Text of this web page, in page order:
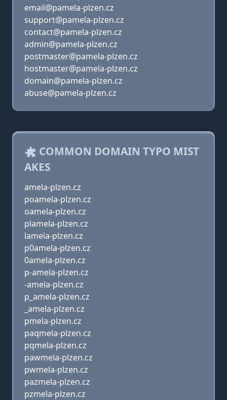
email@pamela-plzen.cz
support@pamela-plzen.cz
contact@pamela-plzen.cz
admin@pamela-plzen.cz
postmaster@pamela-plzen.cz
hostmaster@pamela-plzen.cz
domain@pamela-plzen.cz
abuse@pamela-plzen.cz
COMMON DOMAIN TYPO MIST
AKES
amela-plzen.cz
poamela-plzen.cz
oamela-plzen.cz
plamela-plzen.cz
lamela-plzen.cz
p0amela-plzen.cz
0amela-plzen.cz
p-amela-plzen.cz
-amela-plzen.cz
p_amela-plzen.cz
_amela-plzen.cz
pmela-plzen.cz
paqmela-plzen.cz
pqmela-plzen.cz
pawmela-plzen.cz
pwmela-plzen.cz
pazmela-plzen.cz
pzmela-plzen.cz